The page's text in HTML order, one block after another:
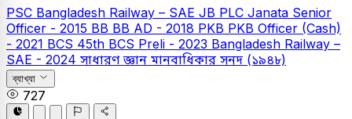
PSC Bangladesh Railway – SAE JB PLC Janata Senior
Officer - 2015 BB BB AD - 2018 PKB PKB Officer (Cash)
- 2021 BCS 45th BCS Preli - 2023 Bangladesh Railway –
SAE - 2024 সাধারণ জ্ঞান মানবাধিকার সনদ (১৯৪৮)
ব্যাখ্যা
727